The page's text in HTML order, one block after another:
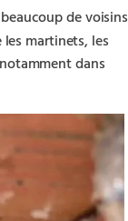
de
martinets, les
dans